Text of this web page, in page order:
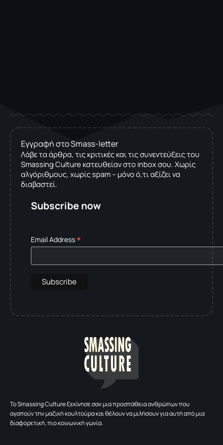
Εγγραφή στο Smass-letter
Λάβε τα άρθρα, τις κριτικές και τις συνεντεύξεις του
Smassing Culture κατευθείαν στο inbox σου. Χωρίς
αλγόριθμους, χωρίς spam – μόνο ό,τι αξίζει να
διαβαστεί.
Subscribe now
Email Address*
To Smassing Culture ξεκίνησε σαν μια προσπάθεια ανθρώπων που
αγαπούν την μαζική κουλτούρα και θέλουν να μιλήσουν για αυτή από μια
διαφορετική, πιο κοινωνική γωνία.